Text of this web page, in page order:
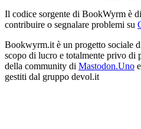
Il codice sorgente di BookWyrm è
contribuire o segnalare problemi su
Bookwyrm.it è un progetto sociale
scopo di lucro e totalmente privo di
della community di Mastodon.Uno
gestiti dal gruppo devol.it